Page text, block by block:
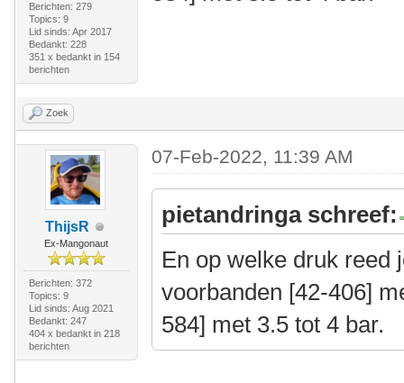
Berichten: 279
Topics: 9
Lid sinds: Apr 2017
Bedankt: 228
351 x bedankt in 154
berichten
Zoek
ThijsR
Ex-Mangonaut
Berichten: 372
Topics: 9
Lid sinds: Aug 2021
Bedankt: 247
404 x bedankt in 218
berichten
07-Feb-2022, 11:39 AM
pietandringa schreef:
En op welke druk reed
voorbanden [42-406]
584] met 3.5 tot 4 bar.